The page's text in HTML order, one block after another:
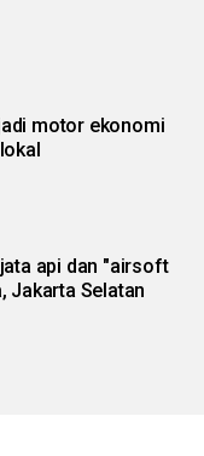
motor ekonomi
api dan "airsoft
Jakarta Selatan